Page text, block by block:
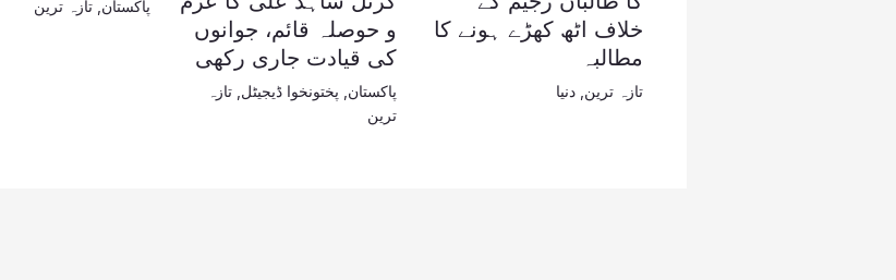
خلاف اٹھ کھڑے ہونے کا
مطالبہ
تازہ ترین دنیا
و حوصلہ قائم، جوانوں
کی قیادت جاری رکھی
پاکستان پختونخوا ڈیجیٹل ,تازہ
ترین
پاکستان ,تازہ ترین